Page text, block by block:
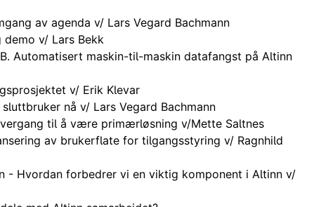
av agenda v/ Lars Vegard Bachmann
v/ Lars Bekk
Automatisert maskin-til-maskin datafangst på Altinn
v/ Erik Klevar
nå v/ Lars Vegard Bachmann
til å være primærløsning v/Mette Saltnes
av brukerflate for tilgangsstyring v/ Ragnhild
- Hvordan forbedrer vi en viktig komponent i Altinn v/